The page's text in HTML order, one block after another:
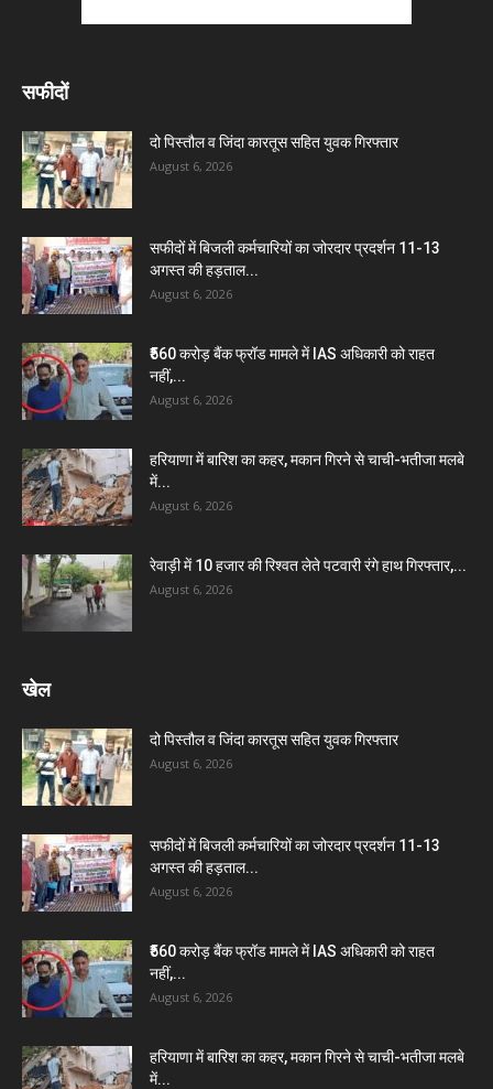
सफीदों
दो पिस्तौल व जिंदा कारतूस सहित युवक गिरफ्तार
August 6, 2026
सफीदों में बिजली कर्मचारियों का जोरदार प्रदर्शन 11-13
अगस्त की हड़ताल...
August 6, 2026
₹560 करोड़ बैंक फ्रॉड मामले में IAS अधिकारी को राहत
नहीं,...
August 6, 2026
हरियाणा में बारिश का कहर, मकान गिरने से चाची-भतीजा मलबे
में...
August 6, 2026
रेवाड़ी में 10 हजार की रिश्वत लेते पटवारी रंगे हाथ गिरफ्तार,...
August 6, 2026
खेल
दो पिस्तौल व जिंदा कारतूस सहित युवक गिरफ्तार
August 6, 2026
सफीदों में बिजली कर्मचारियों का जोरदार प्रदर्शन 11-13
अगस्त की हड़ताल...
August 6, 2026
₹560 करोड़ बैंक फ्रॉड मामले में IAS अधिकारी को राहत
नहीं,...
August 6, 2026
हरियाणा में बारिश का कहर, मकान गिरने से चाची-भतीजा मलबे
में...